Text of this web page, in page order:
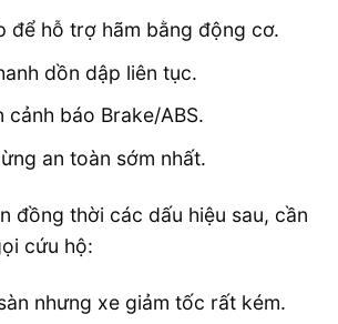
để hỗ trợ hãm bằng động cơ.
dồn dập liên tục.
cảnh báo Brake/ABS.
an toàn sớm nhất.
đồng thời các dấu hiệu sau, cần
cứu hộ:
nhưng xe giảm tốc rất kém.